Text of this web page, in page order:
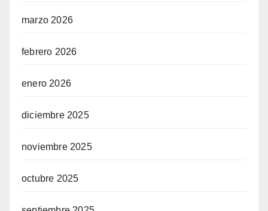
marzo 2026
febrero 2026
enero 2026
diciembre 2025
noviembre 2025
octubre 2025